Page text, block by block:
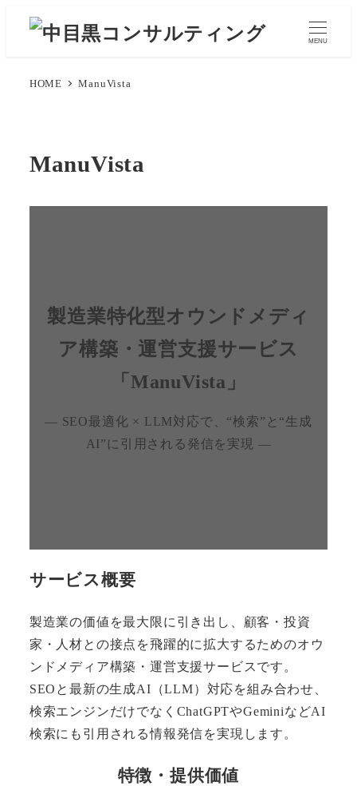
MENU
HOME ManuVista
ManuVista
製造業特化型オウンドメディ
ア構築・運営支援サービス
「ManuVista」
― SEO最適化 × LLM対応で、“検索”と“生成
AI”に引用される発信を実現 ―
サービス概要
製造業の価値を最大限に引き出し、顧客・投資
家・人材との接点を飛躍的に拡大するためのオウ
ンドメディア構築・運営支援サービスです。
SEOと最新の生成AI（LLM）対応を組み合わせ、
検索エンジンだけでなくChatGPTやGeminiなどAI
検索にも引用される情報発信を実現します。
特徴・提供価値